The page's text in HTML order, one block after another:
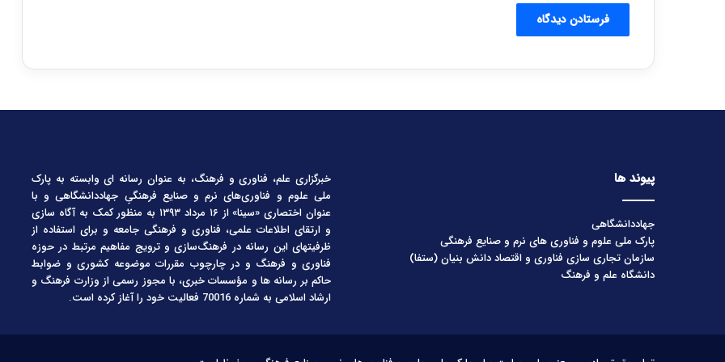
پیوند ها
جهاددانشگاهی
پارک ملی علوم و فناوری های نرم و صنایع فرهنگی
سازمان تجاری سازی فناوری و اقتصاد دانش بنیان (ستفا)
دانشگاه علم و فرهنگ
خبرگزاری علم، فناوری و فرهنگ، به عنوان رسانه ای وابسته به پارک
ملی علوم و فناوری‌های نرم و صنایع فرهنگیِ جهاددانشگاهی و با
عنوان اختصاری «سینا» از ۱۶ مرداد ۱۳۹۳ به منظور کمک به آگاه سازی
و ارتقای اطلاعات علمی، فناوری و فرهنگی جامعه و برای استفاده از
ظرفیتهای این رسانه در فرهنگ‌سازی و ترویج مفاهیم مرتبط در حوزه
فناوری و فرهنگ و در چارچوب مقررات موضوعه کشوری و ضوابط
حاکم بر رسانه ها و مؤسسات خبری، با مجوز رسمی از وزارت فرهنگ و
ارشاد اسلامی به شماره 70016 فعالیت خود را آغاز کرده است.